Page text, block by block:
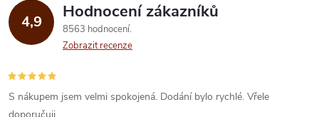
d
a
c
í
4,9 Hodnocení zákazníků
8563 hodnocení
Zobrazit recenze
S nákupem jsem velmi spokojená. Dodání bylo rychlé. Vřele